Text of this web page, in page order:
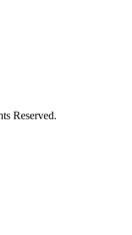
Reserved.